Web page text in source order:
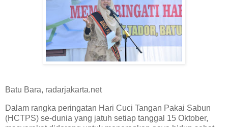
Batu Bara, radarjakarta.net
Dalam rangka peringatan Hari Cuci Tangan Pakai Sabun
(HCTPS) se-dunia yang jatuh setiap tanggal 15 Oktober,